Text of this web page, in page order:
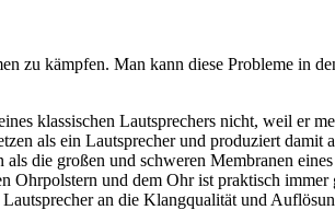
zu kämpfen. Man kann diese Probleme in
klassischen Lautsprechers nicht, weil er
als ein Lautsprecher und produziert damit
die großen und schweren Membranen
und dem Ohr ist praktisch
an die Klangqualität und